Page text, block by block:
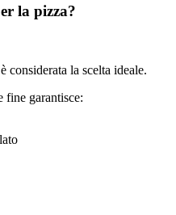
la pizza?
considerata la scelta ideale.
fine garantisce: